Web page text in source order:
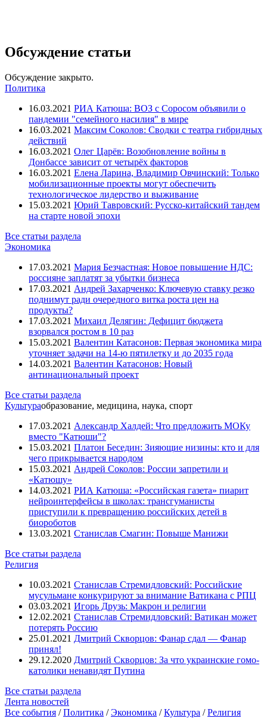
Обсуждение статьи
Обсуждение закрыто.
Политика
16.03.2021 РИА Катюша: ВОЗ с Соросом объявили о
пандемии "семейного насилия" в мире
16.03.2021 Максим Соколов: Сводки с театра гибридных
действий
16.03.2021 Олег Царёв: Возобновление войны в
Донбассе зависит от четырёх факторов
16.03.2021 Елена Ларина, Владимир Овчинский: Только
мобилизационные проекты могут обеспечить
технологическое лидерство и выживание
15.03.2021 Юрий Тавровский: Русско-китайский тандем
на старте новой эпохи
Все статьи раздела
Экономика
17.03.2021 Мария Безчастная: Новое повышение НДС:
россияне заплатят за убытки бизнеса
17.03.2021 Андрей Захарченко: Ключевую ставку резко
поднимут ради очередного витка роста цен на
продукты?
17.03.2021 Михаил Делягин: Дефицит бюджета
взорвался ростом в 10 раз
15.03.2021 Валентин Катасонов: Первая экономика мира
уточняет задачи на 14-ю пятилетку и до 2035 года
14.03.2021 Валентин Катасонов: Новый
антинациональный проект
Все статьи раздела
Культураобразование, медицина, наука, спорт
17.03.2021 Александр Халдей: Что предложить МОКу
вместо "Катюши"?
15.03.2021 Платон Беседин: Зияющие низины: кто и для
чего прикрывается народом
15.03.2021 Андрей Соколов: России запретили и
«Катюшу»
14.03.2021 РИА Катюша: «Российская газета» пиарит
нейроинтерфейсы в школах: трансгуманисты
приступили к превращению российских детей в
биороботов
13.03.2021 Станислав Смагин: Повыше Манижи
Все статьи раздела
Религия
10.03.2021 Станислав Стремидловский: Российские
мусульмане конкурируют за внимание Ватикана с РПЦ
03.03.2021 Игорь Друзь: Макрон и религии
12.02.2021 Станислав Стремидловский: Ватикан может
потерять Россию
25.01.2021 Дмитрий Скворцов: Фанар сдал — Фанар
принял!
29.12.2020 Дмитрий Скворцов: За что украинские гомо-
католики ненавидят Путина
Все статьи раздела
Лента новостей
Все события /Политика /Экономика /Культура /Религия